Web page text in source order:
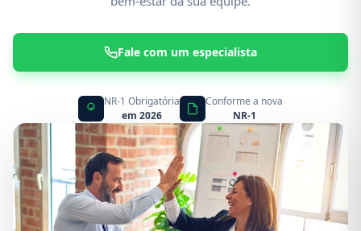
Fale com um especialista
NR-1 Obrigatória
em 2026
Conforme a nova
NR-1